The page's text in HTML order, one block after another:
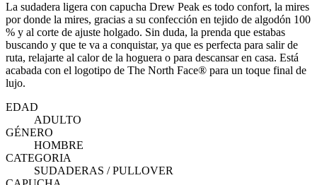
La sudadera ligera con capucha Drew Peak es todo confort, la mires
por donde la mires, gracias a su confección en tejido de algodón 100
% y al corte de ajuste holgado. Sin duda, la prenda que estabas
buscando y que te va a conquistar, ya que es perfecta para salir de
ruta, relajarte al calor de la hoguera o para descansar en casa. Está
acabada con el logotipo de The North Face® para un toque final de
lujo.
EDAD
ADULTO
GÉNERO
HOMBRE
CATEGORIA
SUDADERAS / PULLOVER